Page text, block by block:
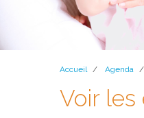
Accueil Agenda
Voir les